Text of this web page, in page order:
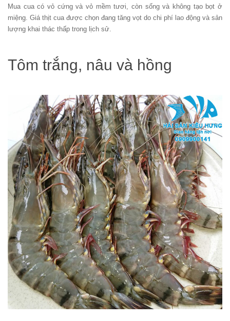
Mua cua có vỏ cứng và vỏ mềm tươi, còn sống và không tạo bọt ở
miệng. Giá thịt cua được chọn đang tăng vọt do chi phí lao động và sản
lượng khai thác thấp trong lịch sử.
Tôm trắng, nâu và hồng